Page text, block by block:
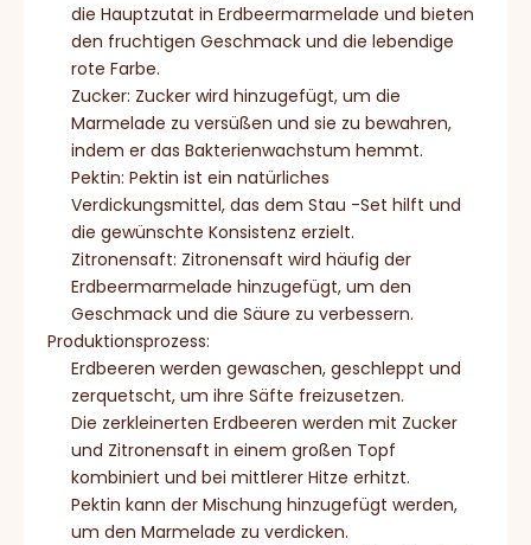
die Hauptzutat in Erdbeermarmelade und bieten
den fruchtigen Geschmack und die lebendige
rote Farbe.
Zucker: Zucker wird hinzugefügt, um die
Marmelade zu versüßen und sie zu bewahren,
indem er das Bakterienwachstum hemmt.
Pektin: Pektin ist ein natürliches
Verdickungsmittel, das dem Stau -Set hilft und
die gewünschte Konsistenz erzielt.
Zitronensaft: Zitronensaft wird häufig der
Erdbeermarmelade hinzugefügt, um den
Geschmack und die Säure zu verbessern.
Produktionsprozess:
Erdbeeren werden gewaschen, geschleppt und
zerquetscht, um ihre Säfte freizusetzen.
Die zerkleinerten Erdbeeren werden mit Zucker
und Zitronensaft in einem großen Topf
kombiniert und bei mittlerer Hitze erhitzt.
Pektin kann der Mischung hinzugefügt werden,
um den Marmelade zu verdicken.